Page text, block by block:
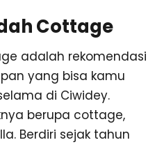
Cottage
adalah rekomendasi
yang bisa kamu
di Ciwidey.
berupa cottage,
Berdiri sejak tahun